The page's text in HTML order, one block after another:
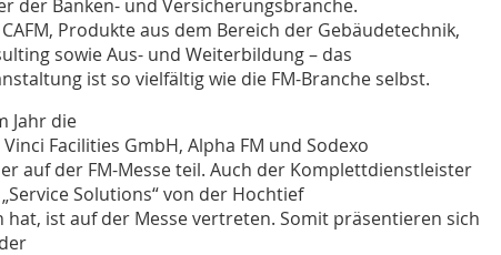
der Banken- und Versicherungsbranche.
Produkte aus dem Bereich der Gebäudetechnik,
sowie Aus- und Weiterbildung – das
ist so vielfältig wie die FM-Branche selbst.
Jahr die
Faci­lities GmbH, Alpha FM und Sodexo
auf der FM-Messe teil. Auch der Komplettdienstleister
Solutions“ von der Hochtief
ist auf der Messe vertreten. Somit präsentieren sich